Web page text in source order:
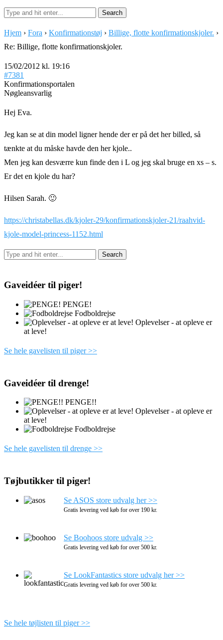
Hjem › Fora › Konfirmationstøj › Billige, flotte konfirmationskjoler. ›
Re: Billige, flotte konfirmationskjoler.
15/02/2012 kl. 19:16
#7381
Konfirmationsportalen
Nøgleansvarlig
Hej Eva.
Jeg kan se at din model ligner hende der er på det her billed, så
tænkte at du måske havde den her kjole..
Men jeg kan desværre kun finde den i L og jeg skal bruge en xs – s.
Er det en kjole du har?
Hilsen Sarah. 🙂
https://christabellas.dk/kjoler-29/konfirmationskjoler-21/raahvid-
kjole-model-princess-1152.html
Gaveidéer til piger!
PENGE!
Fodboldrejse
Oplevelser - at opleve er
at leve!
Se hele gavelisten til piger >>
Gaveidéer til drenge!
PENGE!!
Oplevelser - at opleve er
at leve!
Fodboldrejse
Se hele gavelisten til drenge >>
Tøjbutikker til piger!
Se ASOS store udvalg her >>
Gratis levering ved køb for over 190 kr.
Se Boohoos store udvalg >>
Gratis levering ved køb for over 500 kr.
Se LookFantastics store udvalg her >>
Gratis levering ved køb for over 500 kr.
Se hele tøjlisten til piger >>